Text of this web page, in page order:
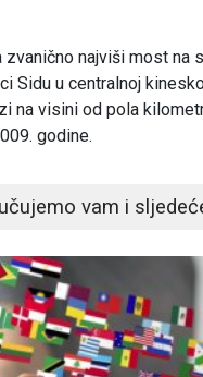
zvanično najviši most na
Sidu u centralnoj
na visini od pola
godine.
vam i